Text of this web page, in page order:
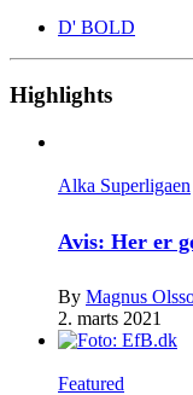
D' BOLD
Highlights
Alka Superligaen
Avis: Her er
By Magnus
2. marts 2021
Featured